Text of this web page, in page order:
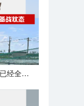
台风马上逼近！沿海各地已经全面进入备战状态